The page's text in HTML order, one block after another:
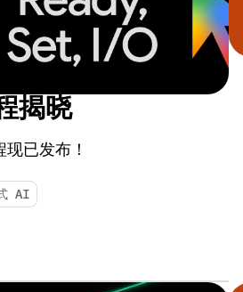
I/O 做好准
揭晓
已发布！
AI